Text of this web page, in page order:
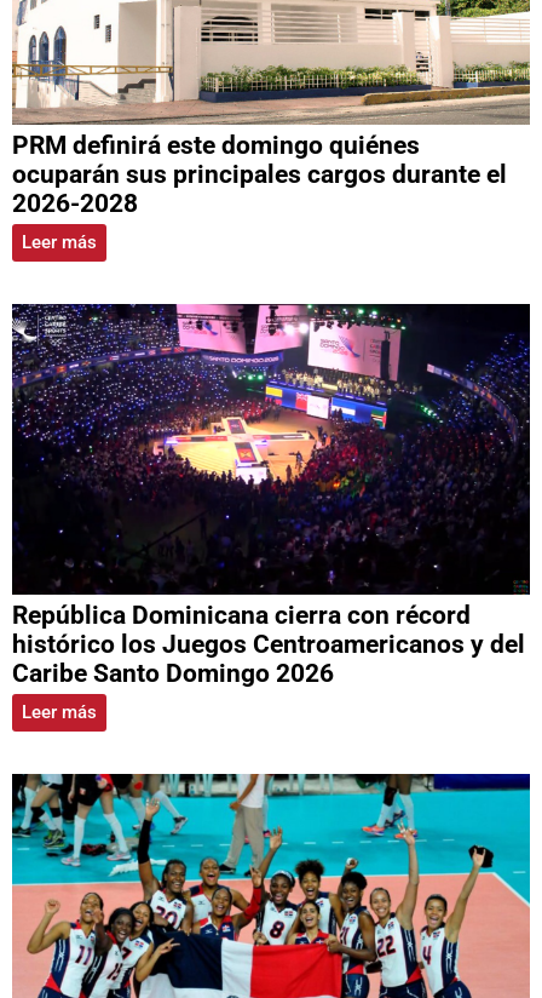
PRM definirá este domingo quiénes
ocuparán sus principales cargos durante el
2026-2028
Leer más
República Dominicana cierra con récord
histórico los Juegos Centroamericanos y del
Caribe Santo Domingo 2026
Leer más